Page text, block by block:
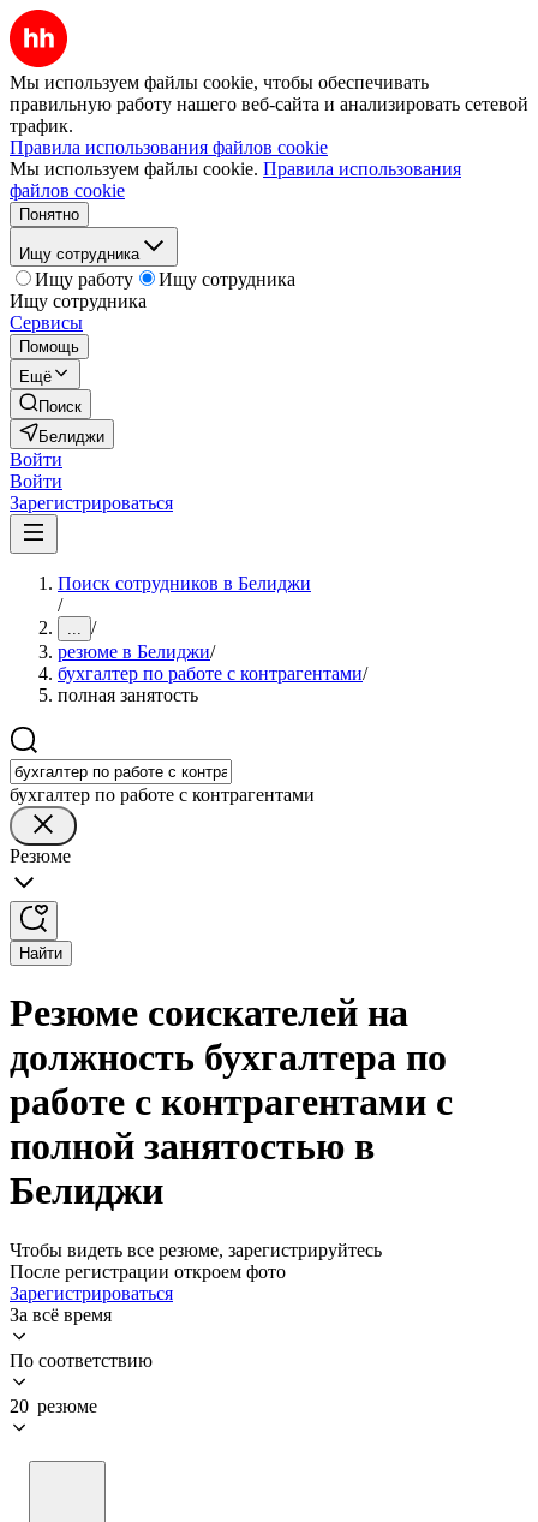
Мы используем файлы cookie, чтобы обеспечивать
правильную работу нашего веб-сайта и анализировать сетевой
трафик.
Правила использования файлов cookie
Мы используем файлы cookie. Правила использования
файлов cookie
Понятно
Ищу сотрудника
Ищу работу
Ищу сотрудника
Ищу сотрудника
Сервисы
Помощь
Ещё
Поиск
Белиджи
Войти
Войти
Зарегистрироваться
Поиск сотрудников в Белиджи
/
... /
резюме в Белиджи/
бухгалтер по работе с контрагентами/
полная занятость
бухгалтер по работе с контрагентами
Резюме
Найти
Резюме соискателей на
должность бухгалтера по
работе с контрагентами с
полной занятостью в
Белиджи
Чтобы видеть все резюме, зарегистрируйтесь
После регистрации откроем фото
Зарегистрироваться
За всё время
По соответствию
20 резюме